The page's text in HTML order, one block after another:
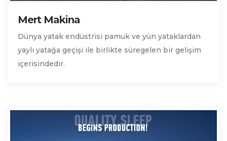
Mert Makina
Dünya yatak endüstrisi pamuk ve yün yataklardan
yaylı yatağa geçişi ile birlikte süregelen bir gelişim
içerisindedir.